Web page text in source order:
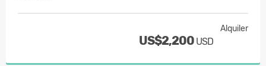
Alquiler
US$2,200 USD